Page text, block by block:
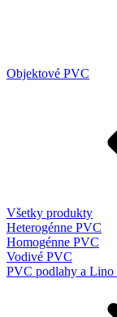
Objektové PVC
Všetky produkty
Heterogénne PVC
Homogénne PVC
Vodivé PVC
PVC podlahy a Lino